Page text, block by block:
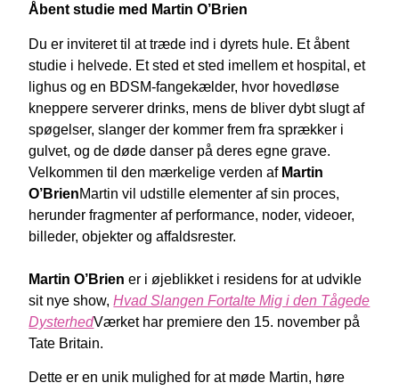
Åbent studie med Martin O’Brien
Du er inviteret til at træde ind i dyrets hule. Et åbent
studie i helvede. Et sted et sted imellem et hospital, et
lighus og en BDSM-fangekælder, hvor hovedløse
kneppere serverer drinks, mens de bliver dybt slugt af
spøgelser, slanger der kommer frem fra sprækker i
gulvet, og de døde danser på deres egne grave.
Velkommen til den mærkelige verden af Martin
O’BrienMartin vil udstille elementer af sin proces,
herunder fragmenter af performance, noder, videoer,
billeder, objekter og affaldsrester.
Martin O’Brien er i øjeblikket i residens for at udvikle
sit nye show,Hvad Slangen Fortalte Mig i den Tågede
DysterhedVærket har premiere den 15. november på
Tate Britain.
Dette er en unik mulighed for at møde Martin, høre